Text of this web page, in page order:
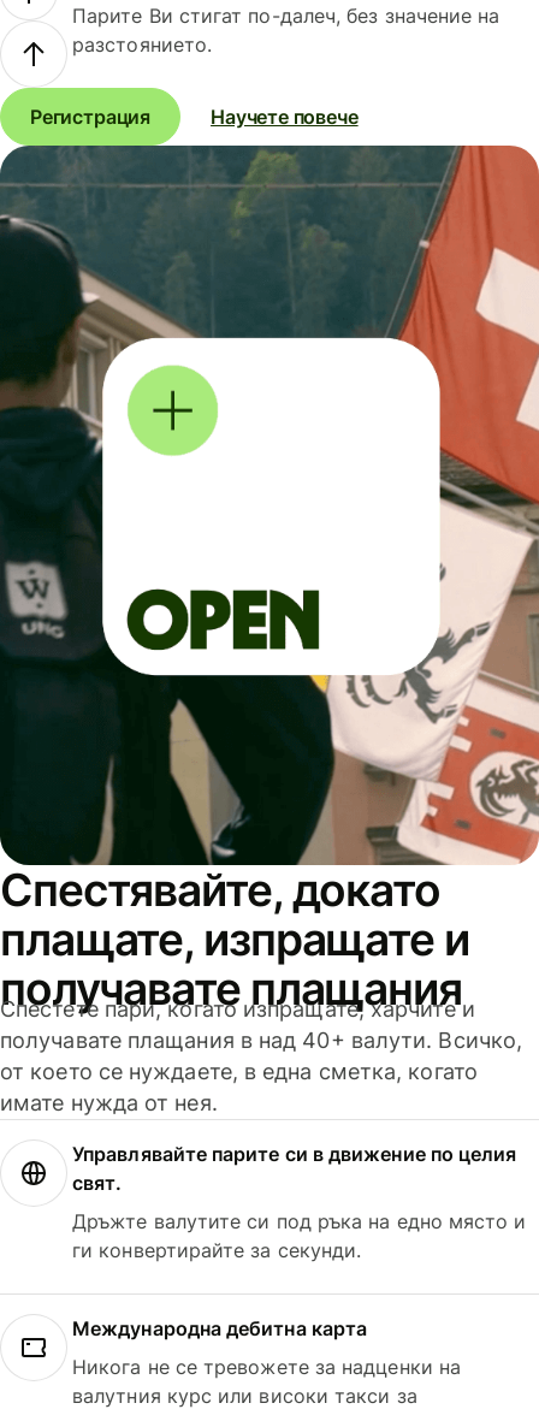
Парите Ви стигат по-далеч, без значение на
разстоянието.
Регистрация Научете повече
Спестявайте, докато
плащате, изпращате и
получавате плащания
Спестете пари, когато изпращате, харчите и
получавате плащания в над 40+ валути. Всичко,
от което се нуждаете, в една сметка, когато
имате нужда от нея.
Управлявайте парите си в движение по целия
свят.
Дръжте валутите си под ръка на едно място и
ги конвертирайте за секунди.
Международна дебитна карта
Никога не се тревожете за надценки на
валутния курс или високи такси за